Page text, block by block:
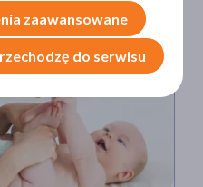
zaawansowane
do serwisu